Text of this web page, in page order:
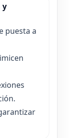
y
puesta a